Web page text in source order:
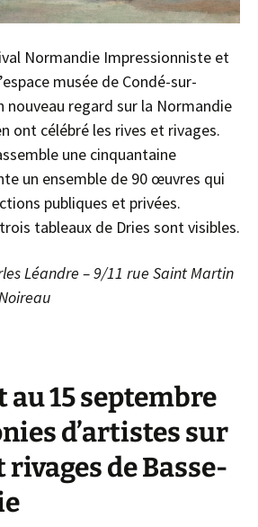
Normandie Impressionniste et
musée de Condé-sur-
nouveau regard sur la Normandie
ont célébré les rives et rivages.
une cinquantaine
un ensemble de 90 œuvres qui
publiques et privées.
tableaux de Dries sont visibles.
Léandre – 9/11 rue Saint Martin
au 15 septembre
d’artistes sur
rivages de Basse-